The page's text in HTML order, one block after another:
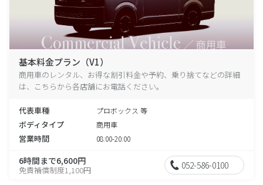
基本料金プラン（V1）
商用車のレンタル、お得な割引料金や予約、乗り捨てなどの詳細
は、こちらから各店舗にお電話ください。
代表車種 プロボックス 等
ボディタイプ 商用車
営業時間 08:00-20:00
6時間まで6,600円
免責補償制度1,100円 052-586-0100